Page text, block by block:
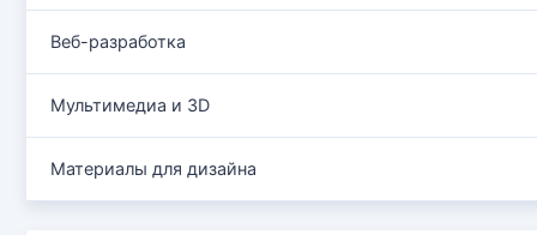
Веб-разработка
Мультимедиа и 3D
Материалы для дизайна